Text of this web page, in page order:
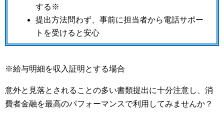
する※
提出方法問わず、事前に担当者から電話サポー
トを受けると安心
※給与明細を収入証明とする場合
意外と見落とされることの多い書類提出に十分注意し、消
費者金融を最高のパフォーマンスで利用してみませんか？